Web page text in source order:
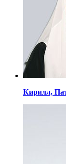
Кирилл,